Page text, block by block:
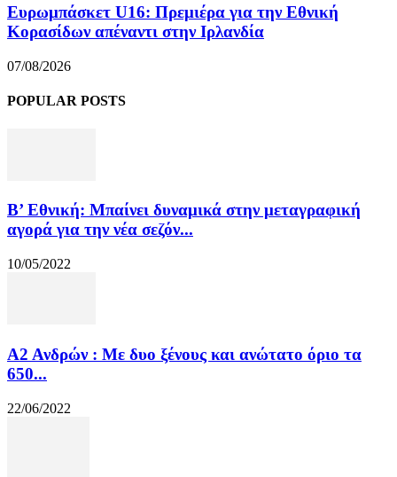
Ευρωμπάσκετ U16: Πρεμιέρα για την Εθνική
Κορασίδων απέναντι στην Ιρλανδία
07/08/2026
POPULAR POSTS
Β’ Εθνική: Μπαίνει δυναμικά στην μεταγραφική
αγορά για την νέα σεζόν...
10/05/2022
Α2 Ανδρών : Με δυο ξένους και ανώτατο όριο τα
650...
22/06/2022